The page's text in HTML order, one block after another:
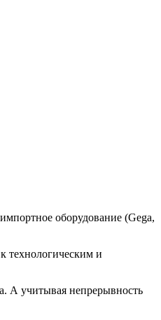
оборудование (Gega,
технологическим и
А учитывая непрерывность